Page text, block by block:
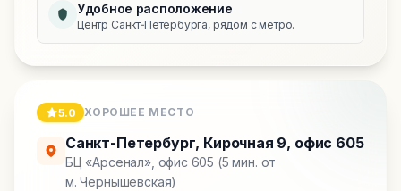
Удобное расположение
Центр Санкт‑Петербурга, рядом с метро.
5.0 ХОРОШЕЕ МЕСТО
Санкт-Петербург, Кирочная 9, офис 605
БЦ «Арсенал», офис 605 (5 мин. от
м. Чернышевская)